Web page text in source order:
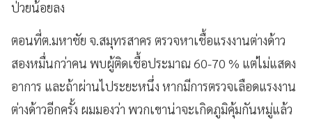
ป่วยน้อยลง
ตอนที่ต.มหาชัย จ.สมุทรสาคร ตรวจหาเชื้อแรงงานต่างด้าว
สองหมื่นกว่าคน พบผู้ติดเชื้อประมาณ 60-70 % แต่ไม่แสดง
อาการ และถ้าผ่านไประยะหนึ่ง หากมีการตรวจเลือดแรงงาน
ต่างด้าวอีกครั้ง ผมมองว่า พวกเขาน่าจะเกิดภูมิคุ้มกันหมู่แล้ว